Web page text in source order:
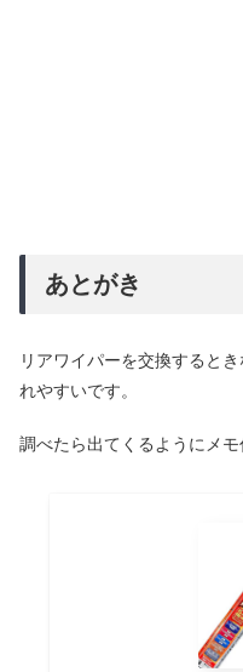
あとがき
リアワイパーを交換すると
れやすいです。
調べたら出てくるようにメモ